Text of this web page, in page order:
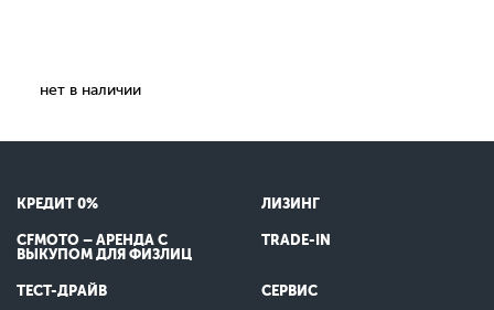
нет в наличии
КРЕДИТ 0% ЛИЗИНГ
CFMOTO – АРЕНДА С
ВЫКУПОМ ДЛЯ ФИЗЛИЦ
TRADE-IN
ТЕСТ-ДРАЙВ СЕРВИС